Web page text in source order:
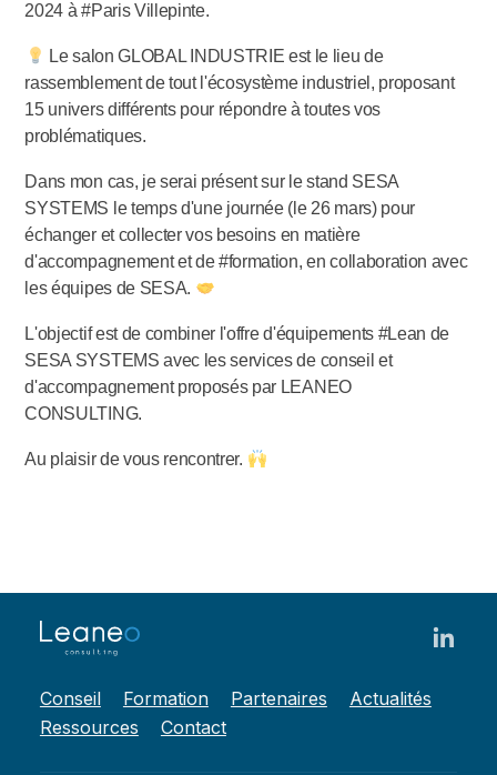
2024 à #Paris Villepinte.
Le salon GLOBAL INDUSTRIE est le lieu de
rassemblement de tout l'écosystème industriel, proposant
15 univers différents pour répondre à toutes vos
problématiques.
Dans mon cas, je serai présent sur le stand SESA
SYSTEMS le temps d'une journée (le 26 mars) pour
échanger et collecter vos besoins en matière
d'accompagnement et de #formation, en collaboration avec
les équipes de SESA.
L'objectif est de combiner l'offre d'équipements #Lean de
SESA SYSTEMS avec les services de conseil et
d'accompagnement proposés par LEANEO
CONSULTING.
Au plaisir de vous rencontrer.
Conseil Formation Partenaires
Actualités
Ressources
Contact